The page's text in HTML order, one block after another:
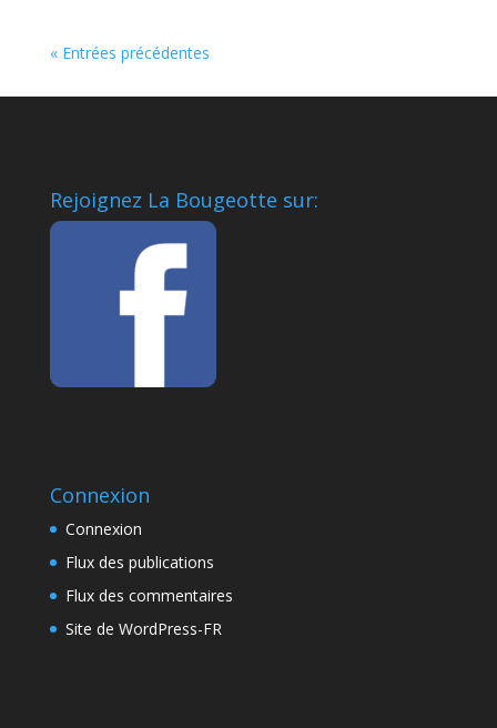
« Entrées précédentes
Rejoignez La Bougeotte sur:
Connexion
Connexion
Flux des publications
Flux des commentaires
Site de WordPress-FR